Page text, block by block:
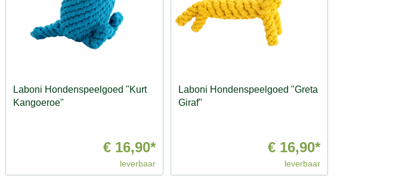
Laboni Hondenspeelgoed "Kurt
Kangoeroe"
€ 16,90*
leverbaar
Laboni Hondenspeelgoed "Greta
Giraf"
€ 16,90*
leverbaar